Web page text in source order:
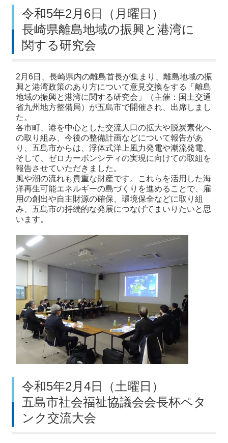
令和5年2月6日（月曜日）
長崎県離島地域の振興と港湾に
関する研究会
2月6日、長崎県内の離島首長が集まり、離島地域の振
興と港湾政策のあり方について意見交換をする「離島
地域の振興と港湾に関する研究会」（主催：国土交通
省九州地方整備局）が五島市で開催され、出席しまし
た。
各市町、港を中心とした交流人口の拡大や脱炭素化へ
の取り組み、今後の整備計画などについて報告があ
り、五島市からは、浮体式洋上風力発電や潮流発電、
そして、ゼロカーボンシティの実現に向けての取組を
報告させていただきました。
風や潮の流れも貴重な財産です。これらを活用した海
洋再生可能エネルギーの島づくりを進めることで、雇
用の創出や自主財源の確保、環境保全などに取り組
み、五島市の持続的な発展につなげてまいりたいと思
います。
令和5年2月4日（土曜日）
五島市社会福祉協議会会長杯ペタ
ンク交流大会